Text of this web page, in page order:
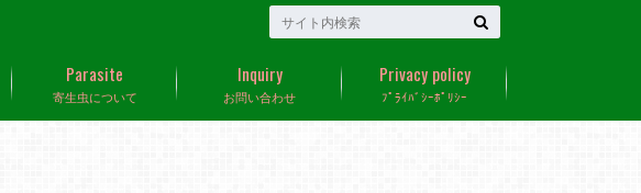
寄生虫について
Parasite
お問い合わせ
Inquiry
ﾌﾟﾗｲﾊﾞｼｰﾎﾟﾘｼｰ
Privacy policy